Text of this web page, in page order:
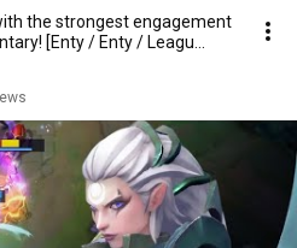
the strongest engagement
[Enty / Enty / Leagu...